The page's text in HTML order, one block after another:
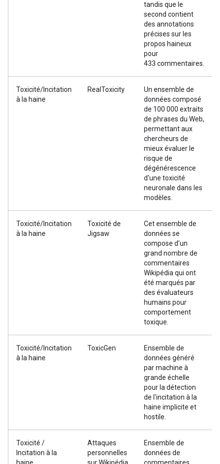
tandis que le
second contient
des annotations
précises sur les
propos haineux
pour
433 commentaires.
Toxicité/Incitation
à la haine
RealToxicity
Un ensemble de
données composé
de 100 000 extraits
de phrases du Web,
permettant aux
chercheurs de
mieux évaluer le
risque de
dégénérescence
d'une toxicité
neuronale dans les
modèles.
Toxicité/Incitation
à la haine
Toxicité de
Jigsaw
Cet ensemble de
données se
compose d'un
grand nombre de
commentaires
Wikipédia qui ont
été marqués par
des évaluateurs
humains pour
comportement
toxique.
Toxicité/Incitation
à la haine
ToxicGen
Ensemble de
données généré
par machine à
grande échelle
pour la détection
de l'incitation à la
haine implicite et
hostile.
Toxicité /
Incitation à la
Attaques
personnelles
Ensemble de
données de